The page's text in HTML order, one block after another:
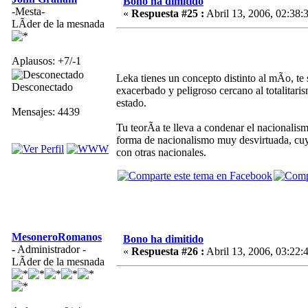
-Mesta-
LÃ­der de la mesnada
Aplausos: +7/-1
Desconectado
Mensajes: 4439
« Respuesta #25 : Abril 13, 2006,
Leka tienes un concepto distinto al mÃ­o,
exacerbado y peligroso cercano al
estado.
Tu teorÃ­a te lleva a condenar el
forma de nacionalismo muy desvirtuada,
con otras nacionales.
MesoneroRomanos
- Administrador -
LÃ­der de la mesnada
Bono ha dimitido
« Respuesta #26 : Abril 13, 2006,